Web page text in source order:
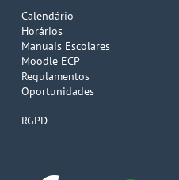
Calendário
Horários
Manuais Escolares
Moodle ECP
Regulamentos
Oportunidades
RGPD